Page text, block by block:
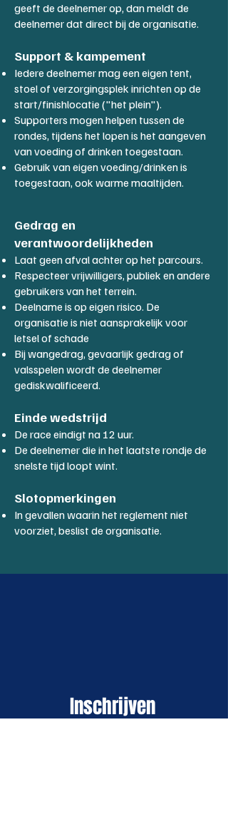
geeft de deelnemer op, dan meldt de
deelnemer dat direct bij de organisatie.
Support & kampement​
Iedere deelnemer mag een eigen tent,
stoel of verzorgingsplek inrichten op de
start/finishlocatie ("het plein").
Supporters mogen helpen tussen de
rondes, tijdens het lopen is het aangeven
van voeding of drinken toegestaan.
Gebruik van eigen voeding/drinken is
toegestaan, ook warme maaltijden.
Gedrag en
verantwoordelijkheden
Laat geen afval achter op het parcours.
Respecteer vrijwilligers, publiek en andere
gebruikers van het terrein.
Deelname is op eigen risico. De
organisatie is niet aansprakelijk voor
letsel of schade
Bij wangedrag, gevaarlijk gedrag of
valsspelen wordt de deelnemer
gediskwalificeerd.
Einde wedstrijd
De race eindigt na 12 uur.
De deelnemer die in het laatste rondje de
snelste tijd loopt wint.
Slotopmerkingen
In gevallen waarin het reglement niet
voorziet, beslist de organisatie.
Inschrijven